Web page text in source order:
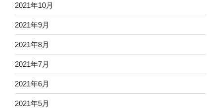
2021年10月
2021年9月
2021年8月
2021年7月
2021年6月
2021年5月